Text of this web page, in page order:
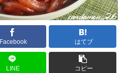
Facebook はてブ
LINE コピー